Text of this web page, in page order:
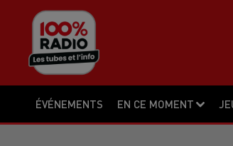
ÉVÉNEMENTS EN CE MOMENT